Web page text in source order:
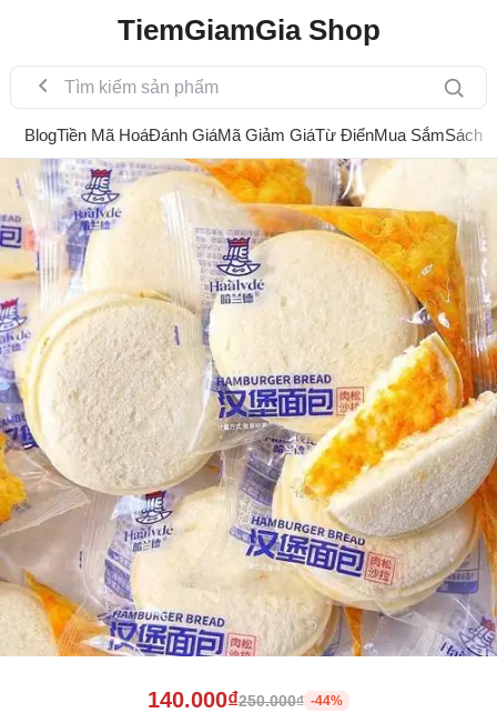
TiemGiamGia Shop
BlogTiền Mã HoáĐánh GiáMã Giảm GiáTừ ĐiểnMua SắmSách
140.000₫250.000₫ -44%